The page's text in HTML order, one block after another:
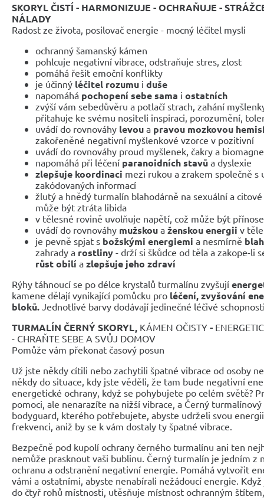
SKORYL ČISTÍ - HARMONIZUJE - OCHRAŇUJE -
NÁLADY
Radost ze života, posilovač energie - mocný léčitel mysli
ochranný šamanský kámen
pohlcuje negativní vibrace, odstraňuje stres, zlost
pomáhá řešit emoční konflikty
je účinný léčitel rozumu i duše
napomáhá pochopení sebe sama i ostatních
zvýší vám sebedůvěru a potlačí strach, zahání
přitahuje ke svému nositeli inspiraci, porozumění,
uvádí do rovnováhy levou a pravou mozkovou
zakořeněné negativní myšlenkové vzorce v pozitivní
uvádí do rovnováhy proud myšlenek, čakry a
napomáhá při léčení paranoidních stavů a dyslexie
zlepšuje koordinaci mezi rukou a zrakem společně s
zakódovaných informací
žlutý a hnědý turmalín blahodárně na sexuální a
může být ztráta libida
v tělesné rovině uvolňuje napětí, což může být
uvádí do rovnováhy mužskou a ženskou energii v těle
je pevně spjat s božskými energiemi a nesmírně
zahrady a rostliny - drží si škůdce od těla a zakope-li
růst obilí a zlepšuje jeho zdraví
Rýhy táhnoucí se po délce krystalů turmalínu zvyšují
kamene dělají vynikající pomůcku pro léčení, zvyšování
bloků. Jednotlivé barvy dodávají jedinečné léčivé
TURMALÍN ČERNÝSKORYL, KÁMEN OČISTY -
- CHRAŇTE SEBE A SVŮJ DOMOV
Pomůže vám překonat časový posun
Už jste někdy cítili nebo zachytili špatné vibrace od osoby
někdy do situace, kdy jste věděli, že tam bude negativní
energetické ochrany, když se pohybujete po celém světě?
pomoci, ale nenarazíte na nižší vibrace, a Černý
bodyguard, kterého potřebujete, abyste udrželi svou
frekvenci, aniž by se k vám dostaly ty špatné vibrace.
Bezpečně pod kupolí ochrany černého turmalínu ani ten
nemůže prasknout vaši bublinu. Černý turmalín je jedním z
ochranu a odstranění negativní energie. Pomáhá vytvořit
vámi a ostatními, abyste nenabírali nežádoucí energie.
do čtyř rohů místnosti, utěsňuje místnost ochranným